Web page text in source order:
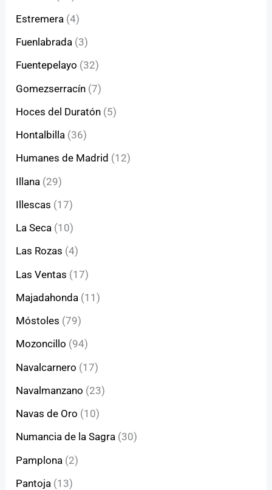
Estremera (4)
Fuenlabrada (3)
Fuentepelayo (32)
Gomezserracín (7)
Hoces del Duratón (5)
Hontalbilla (36)
Humanes de Madrid (12)
Illana (29)
Illescas (17)
La Seca (10)
Las Rozas (4)
Las Ventas (17)
Majadahonda (11)
Móstoles (79)
Mozoncillo (94)
Navalcarnero (17)
Navalmanzano (23)
Navas de Oro (10)
Numancia de la Sagra (30)
Pamplona (2)
Pantoja (13)